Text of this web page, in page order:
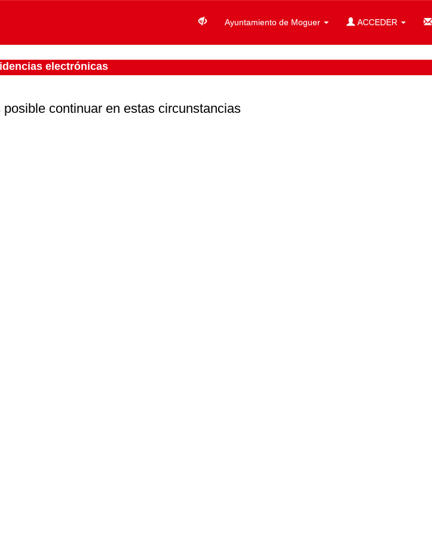
Ayuntamiento de Moguer ACCEDER
electrónicas
continuar en estas circunstancias